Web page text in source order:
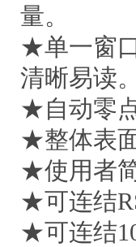
量。
★单一窗
清晰易读
★自动零
★整体表
★使用者
★可连结
★可连结